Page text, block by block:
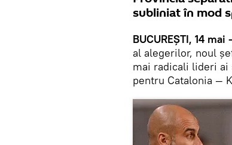
subliniat în mod
BUCUREȘTI, 14
al alegerilor, noul
mai radicali lideri
pentru Catalonia —